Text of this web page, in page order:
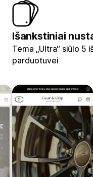
Išankstiniai
Tema „Ultra“ siūlo 5
parduotuvei